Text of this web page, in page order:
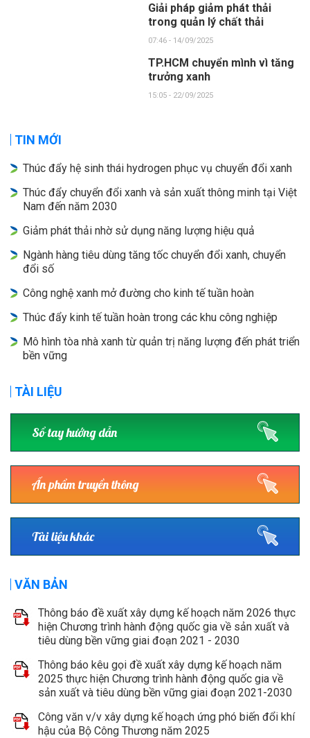
Giải pháp giảm phát thải
trong quản lý chất thải
07:46 - 14/09/2025
TP.HCM chuyển mình vì tăng
trưởng xanh
15:05 - 22/09/2025
TIN MỚI
Thúc đẩy hệ sinh thái hydrogen phục vụ chuyển đổi xanh
Thúc đẩy chuyển đổi xanh và sản xuất thông minh tại Việt
Nam đến năm 2030
Giảm phát thải nhờ sử dụng năng lượng hiệu quả
Ngành hàng tiêu dùng tăng tốc chuyển đổi xanh, chuyển
đổi số
Công nghệ xanh mở đường cho kinh tế tuần hoàn
Thúc đẩy kinh tế tuần hoàn trong các khu công nghiệp
Mô hình tòa nhà xanh từ quản trị năng lượng đến phát triển
bền vững
TÀI LIỆU
Sổ tay hướng dẫn
Ấn phẩm truyền thông
Tài liệu khác
VĂN BẢN
Thông báo đề xuất xây dựng kế hoạch năm 2026 thực
hiện Chương trình hành động quốc gia về sản xuất và
tiêu dùng bền vững giai đoạn 2021 - 2030
Thông báo kêu gọi đề xuất xây dựng kế hoạch năm
2025 thực hiện Chương trình hành động quốc gia về
sản xuất và tiêu dùng bền vững giai đoạn 2021-2030
Công văn v/v xây dựng kế hoạch ứng phó biến đổi khí
hậu của Bộ Công Thương năm 2025